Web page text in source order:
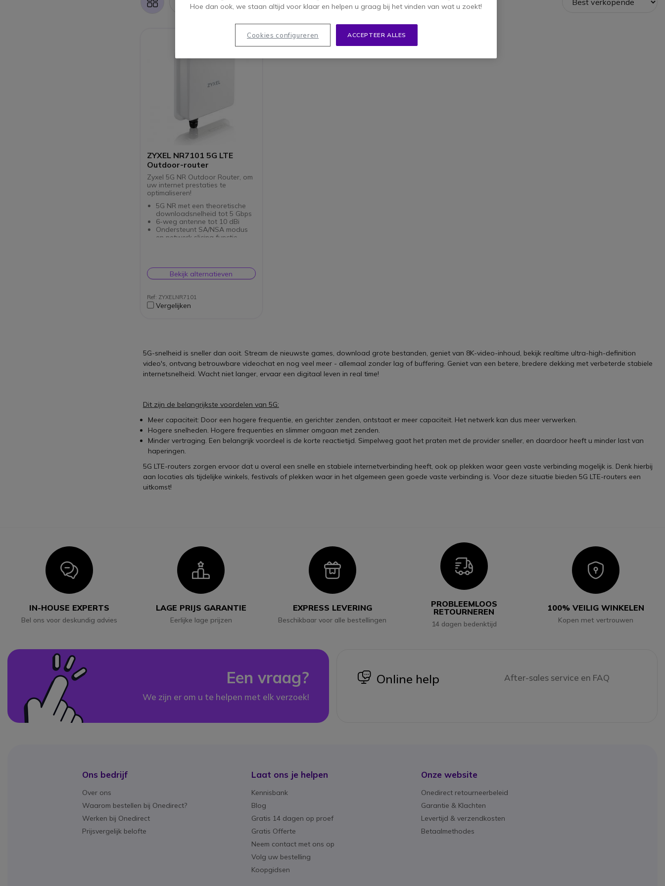
Foto- Lijst
ZYXEL NR7101 5G LTE
Outdoor-router
Zyxel 5G NR Outdoor Router, om
uw internet prestaties te
optimaliseren!
5G NR met een theoretische
downloadsnelheid tot 5 Gbps
6-weg antenne tot 10 dBi
Ondersteunt SA/NSA modus
en netwerk slicing functie.
Beheer op afstand
Bekijk alternatieven
Ref: ZYXELNR7101
Vergelijken
5G-snelheid is sneller dan ooit. Stream de nieuwste games, download grote bestanden, geniet van 8K-video-inhoud, bekijk realtime ultra-high-definition
video's, ontvang betrouwbare videochat en nog veel meer - allemaal zonder lag of buffering. Geniet van een betere, bredere dekking met verbeterde stabiele
internetsnelheid. Wacht niet langer, ervaar een digitaal leven in real time!
Dit zijn de belangrijkste voordelen van 5G:
Meer capaciteit: Door een hogere frequentie, en gerichter zenden, ontstaat er meer capaciteit. Het netwerk kan dus meer verwerken.
Hogere snelheden. Hogere frequenties en slimmer omgaan met zenden.
Minder vertraging. Een belangrijk voordeel is de korte reactietijd. Simpelweg gaat het praten met de provider sneller, en daardoor heeft u minder last van
haperingen.
5G LTE-routers zorgen ervoor dat u overal een snelle en stabiele internetverbinding heeft, ook op plekken waar geen vaste verbinding mogelijk is. Denk hierbij
aan locaties als tijdelijke winkels, festivals of plekken waar in het algemeen geen goede vaste verbinding is. Voor deze situatie bieden 5G LTE-routers een
uitkomst!
Icon
IN-HOUSE EXPERTS
Bel ons voor deskundig advies
Icon
LAGE PRIJS GARANTIE
Eerlijke lage prijzen
Icon
EXPRESS LEVERING
Beschikbaar voor alle bestellingen
Icon
PROBLEEMLOOS
RETOURNEREN
14 dagen bedenktijd
Icon
100% VEILIG WINKELEN
Kopen met vertrouwen
Een vraag?
We zijn er om u te helpen met elk verzoek!
icon
Online help After-sales service en FAQ
Ons bedrijf
Over ons
Waarom bestellen bij Onedirect?
Werken bij Onedirect
Prijsvergelijk belofte
Laat ons je helpen
Kennisbank
Blog
Gratis 14 dagen op proef
Gratis Offerte
Neem contact met ons op
Volg uw bestelling
Koopgidsen
Onze website
Onedirect retourneerbeleid
Garantie & Klachten
Levertijd & verzendkosten
Betaalmethodes
Hoe dan ook, we staan altijd voor klaar en helpen u graag bij het vinden van wat u zoekt!
ACCEPTEER ALLES
Cookies configureren